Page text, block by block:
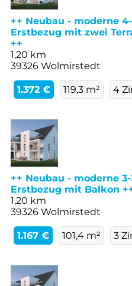
++ Neubau - moderne
Erstbezug mit zwei
++
1,20 km
39326 Wolmirstedt
1.372 € 119,3 m² 4
++ Neubau - moderne
Erstbezug mit Balkon
1,20 km
39326 Wolmirstedt
1.167 € 101,4 m² 3